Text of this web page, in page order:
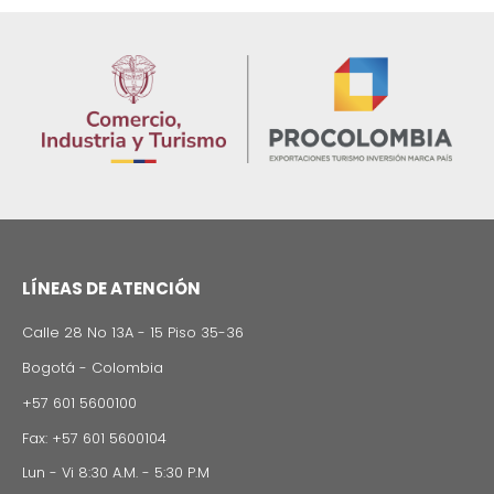
ratify their confidence in Colombia
02 de
Zonas francas en Colombia: actualizaciones y
beneficios del nuevo decreto